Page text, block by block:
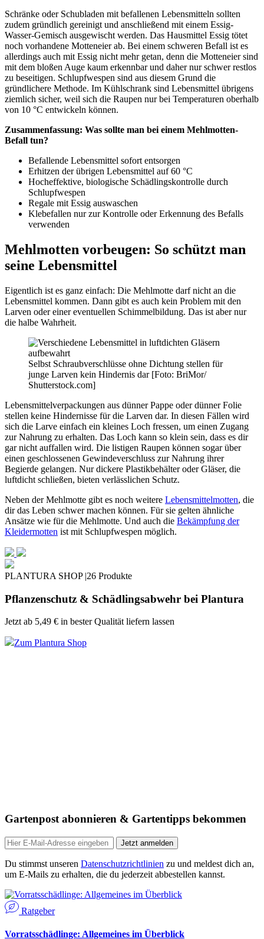
Schränke oder Schubladen mit befallenen Lebensmitteln sollten
zudem gründlich gereinigt und anschließend mit einem Essig-
Wasser-Gemisch ausgewischt werden. Das Hausmittel Essig tötet
noch vorhandene Motteneier ab. Bei einem schweren Befall ist es
allerdings auch mit Essig nicht mehr getan, denn die Motteneier sind
mit dem bloßen Auge kaum erkennbar und daher nur schwer restlos
zu beseitigen. Schlupfwespen sind aus diesem Grund die
gründlichere Methode. Im Kühlschrank sind Lebensmittel übrigens
ziemlich sicher, weil sich die Raupen nur bei Temperaturen oberhalb
von 10 °C entwickeln können.
Zusammenfassung: Was sollte man bei einem Mehlmotten-
Befall tun?
Befallende Lebensmittel sofort entsorgen
Erhitzen der übrigen Lebensmittel auf 60 °C
Hocheffektive, biologische Schädlingskontrolle durch
Schlupfwespen
Regale mit Essig auswaschen
Klebefallen nur zur Kontrolle oder Erkennung des Befalls
verwenden
Mehlmotten vorbeugen: So schützt man
seine Lebensmittel
Eigentlich ist es ganz einfach: Die Mehlmotte darf nicht an die
Lebensmittel kommen. Dann gibt es auch kein Problem mit den
Larven oder einer eventuellen Schimmelbildung. Das ist aber nur
die halbe Wahrheit.
Selbst Schraubverschlüsse ohne Dichtung stellen für
junge Larven kein Hindernis dar [Foto: BriMor/
Shutterstock.com]
Lebensmittelverpackungen aus dünner Pappe oder dünner Folie
stellen keine Hindernisse für die Larven dar. In diesen Fällen wird
sich die Larve einfach ein kleines Loch fressen, um einen Zugang
zur Nahrung zu erhalten. Das Loch kann so klein sein, dass es dir
gar nicht auffallen wird. Die listigen Raupen können sogar über
einen geschlossenen Gewindeverschluss zur Nahrung ihrer
Begierde gelangen. Nur dickere Plastikbehälter oder Gläser, die
luftdicht schließen, bieten verlässlichen Schutz.
Neben der Mehlmotte gibt es noch weitere Lebensmittelmotten, die
dir das Leben schwer machen können. Für sie gelten ähnliche
Ansätze wie für die Mehlmotte. Und auch die Bekämpfung der
Kleidermotten ist mit Schlupfwespen möglich.
PLANTURA SHOP |26 Produkte
Pflanzenschutz & Schädlingsabwehr bei Plantura
Jetzt ab 5,49 € in bester Qualität liefern lassen
Zum Plantura Shop
Gartenpost abonnieren & Gartentipps bekommen
Jetzt anmelden
Du stimmst unseren Datenschutzrichtlinien zu und meldest dich an,
um E-Mails zu erhalten, die du jederzeit abbestellen kannst.
Ratgeber
Vorratsschädlinge: Allgemeines im Überblick